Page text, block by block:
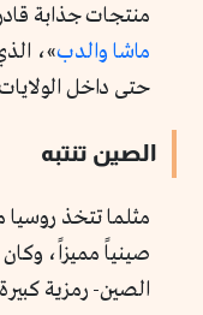
منتجات جذابة
ماشا والدب»،
حتى داخل
الصين تنتبه
مثلما تتخذ روسيا
صينياً مميزاً،
الصين- رمزية